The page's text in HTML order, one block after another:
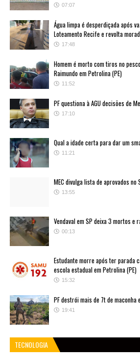
07:07
Água limpa é desperdiçada após
Loteamento Recife e revolta
17:48
Homem é morto com tiros no
Raimundo em Petrolina (PE)
11:52
PF questiona à AGU decisões de
17:10
Qual a idade certa para dar um
11:21
MEC divulga lista de aprovados no
13:55
Vendaval em SP deixa 3 mortos e
00:13
Estudante morre após ter parada
escola estadual em Petrolina (PE)
15:32
PF destrói mais de 7t de maconha
19:41
TECNOLOGIA